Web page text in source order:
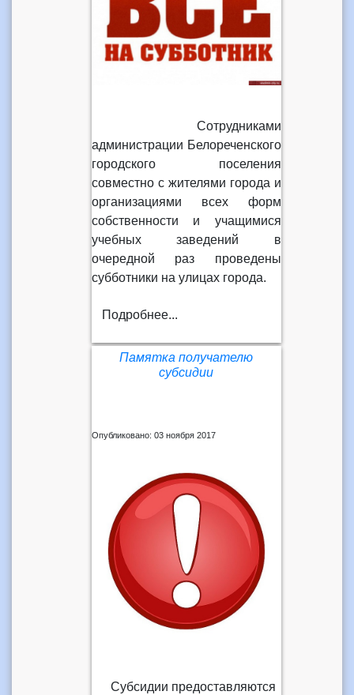
Сотрудниками
администрации Белореченского
городского поселения
совместно с жителями города и
организациями всех форм
собственности и учащимися
учебных заведений в
очередной раз проведены
субботники на улицах города.
Подробнее...
Памятка получателю
субсидии
Опубликовано: 03 ноября 2017
Субсидии предоставляются